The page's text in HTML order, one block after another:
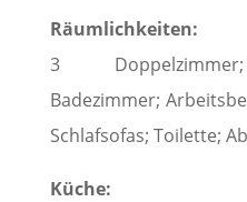
Räumlichkeiten:
3
Badezimmer;
Schlafsofas; Toilette;
Küche: